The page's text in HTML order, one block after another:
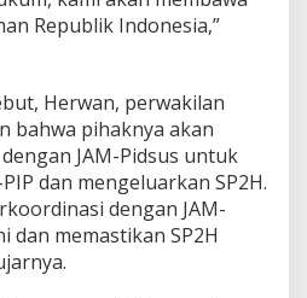
Republik Indonesia,”
Herwan, perwakilan
bahwa pihaknya akan
JAM-Pidsus untuk
dan mengeluarkan SP2H.
dengan JAM-
dan memastikan SP2H